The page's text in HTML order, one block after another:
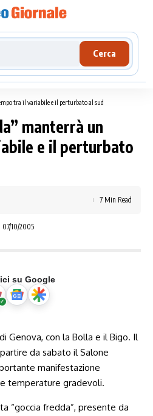
Cerca
tra il variabile e il perturbato al sud
manterrà un
e il perturbato
07/10/2005
7 Min Read
su Google
“goccia fredda”, presente da